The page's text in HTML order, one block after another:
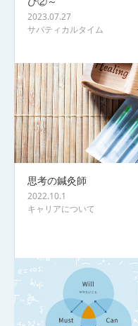
2023.07.27
サバティカルタイム
思考の鍼灸師
2022.10.1
キャリアについて